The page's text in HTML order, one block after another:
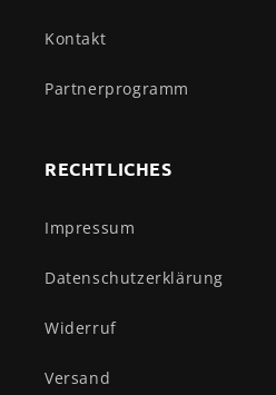
Kontakt
Partnerprogramm
RECHTLICHES
Impressum
Datenschutzerklärung
Widerruf
Versand